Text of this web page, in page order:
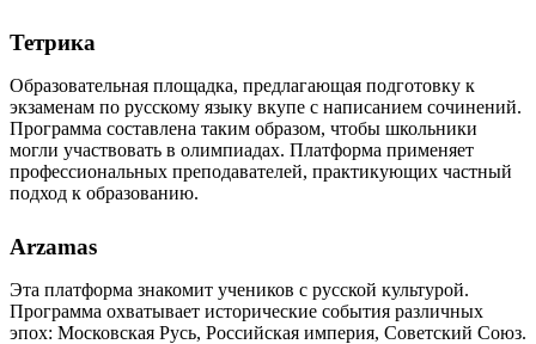
Тетрика
Образовательная площадка, предлагающая подготовку к
экзаменам по русскому языку вкупе с написанием сочинений.
Программа составлена таким образом, чтобы школьники
могли участвовать в олимпиадах. Платформа применяет
профессиональных преподавателей, практикующих частный
подход к образованию.
Arzamas
Эта платформа знакомит учеников с русской культурой.
Программа охватывает исторические события различных
эпох: Московская Русь, Российская империя, Советский Союз.